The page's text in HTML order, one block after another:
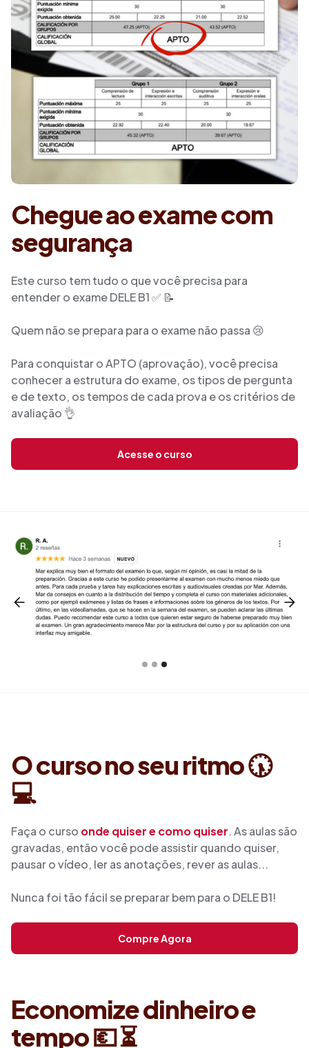
Chegue ao exame com
segurança
Este curso tem tudo o que você precisa para
entender o exame DELE B1 ✅ 📝
Quem não se prepara para o exame não passa 😢
Para conquistar o APTO (aprovação), você precisa
conhecer a estrutura do exame, os tipos de pergunta
e de texto, os tempos de cada prova e os critérios de
avaliação 👌
Acesse o curso
O curso no seu ritmo 🕠
💻
Faça o curso onde quiser e como quiser. As aulas são
gravadas, então você pode assistir quando quiser,
pausar o vídeo, ler as anotações, rever as aulas...
Nunca foi tão fácil se preparar bem para o DELE B1!
Compre Agora
Economize dinheiro e
tempo 💶 ⏳